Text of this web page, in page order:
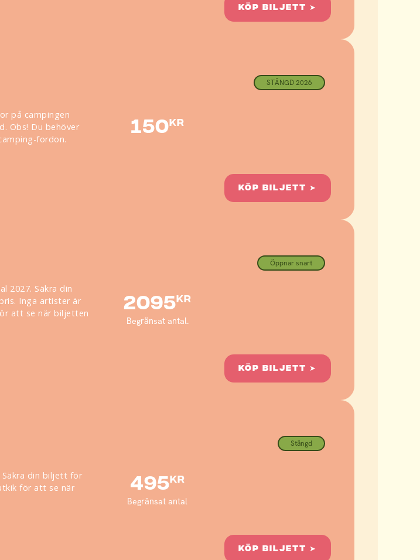
KÖP BILJETT ➤
på campingen
Obs! Du behöver
fordon.
KÖP BILJETT ➤
STÄNGD 2026
150kr
2027. Säkra din
Inga artister är
att se när biljetten
KÖP BILJETT ➤
Öppnar snart
2095kr
Begränsat antal.
din biljett för
för att se när
KÖP BILJETT ➤
Stängd
495kr
Begränsat antal